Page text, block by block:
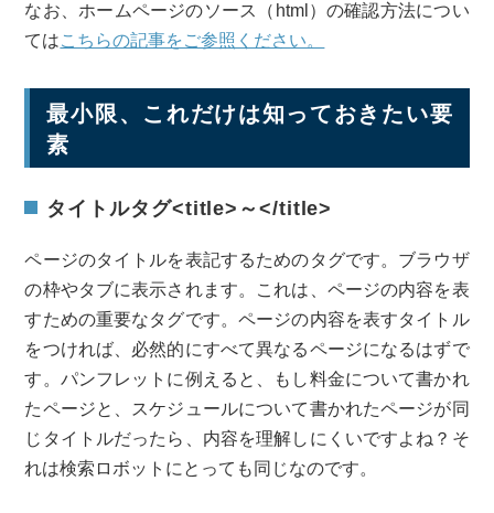
なお、ホームページのソース（html）の確認方法につい
てはこちらの記事をご参照ください。
最小限、これだけは知っておきたい要
素
タイトルタグ<title>～</title>
ページのタイトルを表記するためのタグです。ブラウザ
の枠やタブに表示されます。これは、ページの内容を表
すための重要なタグです。ページの内容を表すタイトル
をつければ、必然的にすべて異なるページになるはずで
す。パンフレットに例えると、もし料金について書かれ
たページと、スケジュールについて書かれたページが同
じタイトルだったら、内容を理解しにくいですよね？そ
れは検索ロボットにとっても同じなのです。